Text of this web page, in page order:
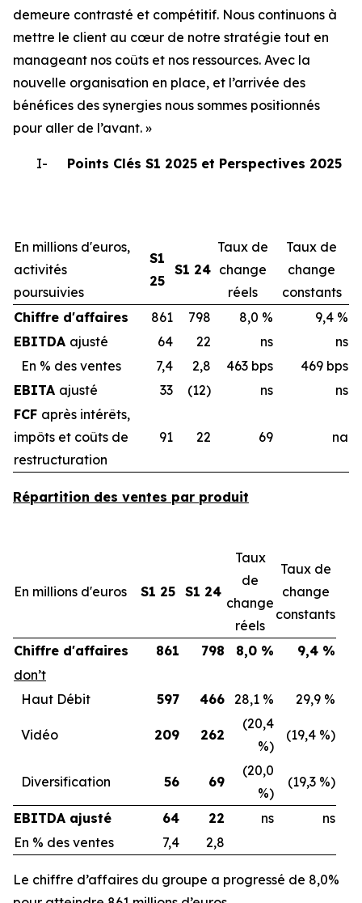
demeure contrasté et compétitif. Nous continuons à
mettre le client au cœur de notre stratégie tout en
manageant nos coûts et nos ressources. Avec la
nouvelle organisation en place, et l’arrivée des
bénéfices des synergies nous sommes positionnés
pour aller de l’avant. »
I- Points Clés S1 2025 et Perspectives 2025
En millions d'euros,
activités
poursuivies
S1
25
S1 24
Taux de
change
réels
Taux de
change
constants
Chiffre d'affaires
861 798 8,0 %
9,4 %
EBITDA ajusté 64 22 ns
ns
En % des ventes
7,4 2,8 463 bps
469 bps
EBITA ajusté 33 (12) ns
ns
FCF après intérêts,
impôts et coûts de
restructuration
91 22 69 na
Répartition des ventes par produit
En millions d'euros S1 25 S1 24
Taux
de
change
réels
Taux de
change
constants
Chiffre d'affaires 861 798 8,0 %
9,4 %
don’t
Haut Débit
597 466 28,1 % 29,9 %
Vidéo 209 262
(20,4
%)
(19,4 %)
Diversification 56 69
(20,0
%)
(19,3 %)
EBITDA ajusté 64 22 ns
ns
En % des ventes
7,4 2,8
Le chiffre d’affaires du groupe a progressé de 8,0%